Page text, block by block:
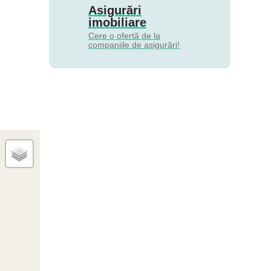
Asigurări
imobiliare
Cere o ofertă de la
companiile de asigurări!